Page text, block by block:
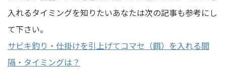
入れるタイミングを知りたいあなたは次の記事も参考にし
て下さい。
サビキ釣り・仕掛けを引上げてコマセ（餌）を入れる間
隔・タイミングは？